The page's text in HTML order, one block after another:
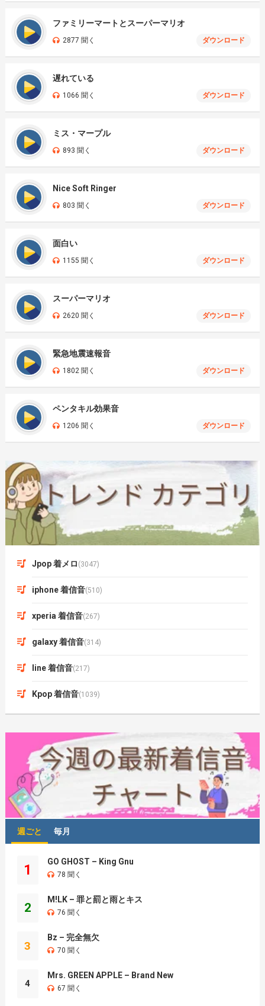
ファミリーマートとスーパーマリオ
2877 聞く ダウンロード
遅れている
1066 聞く ダウンロード
ミス・マープル
893 聞く ダウンロード
Nice Soft Ringer
803 聞く ダウンロード
面白い
1155 聞く ダウンロード
スーパーマリオ
2620 聞く ダウンロード
緊急地震速報音
1802 聞く ダウンロード
ペンタキル効果音
1206 聞く ダウンロード
Jpop 着メロ (3047)
iphone 着信音(510)
xperia 着信音(267)
galaxy 着信音(314)
line 着信音(217)
Kpop 着信音(1039)
週ごと 毎月
1
GO GHOST – King Gnu
78 聞く
2
M!LK – 罪と罰と雨とキス
76 聞く
3
Bz – 完全無欠
70 聞く
4
Mrs. GREEN APPLE – Brand New
67 聞く